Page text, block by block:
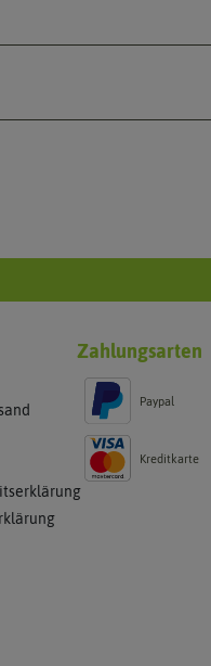
Zahlungsarten
Paypal
Kreditkarte